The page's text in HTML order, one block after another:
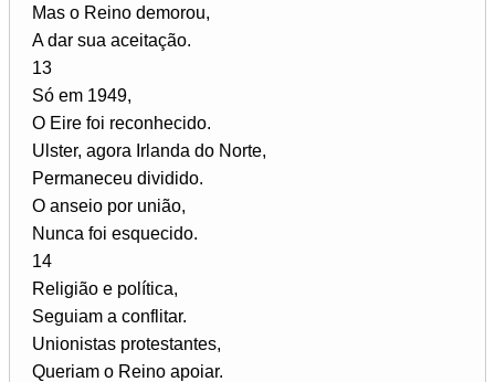
Mas o Reino demorou,
A dar sua aceitação.
13
Só em 1949,
O Eire foi reconhecido.
Ulster, agora Irlanda do Norte,
Permaneceu dividido.
O anseio por união,
Nunca foi esquecido.
14
Religião e política,
Seguiam a conflitar.
Unionistas protestantes,
Queriam o Reino apoiar.